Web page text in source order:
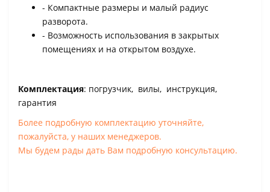
- Компактные размеры и малый радиус
разворота.
- Возможность использования в закрытых
помещениях и на открытом воздухе.
Комплектация: погрузчик, вилы, инструкция,
гарантия
Более подробную комплектацию уточняйте,
пожалуйста, у наших менеджеров.
Мы будем рады дать Вам подробную консультацию.